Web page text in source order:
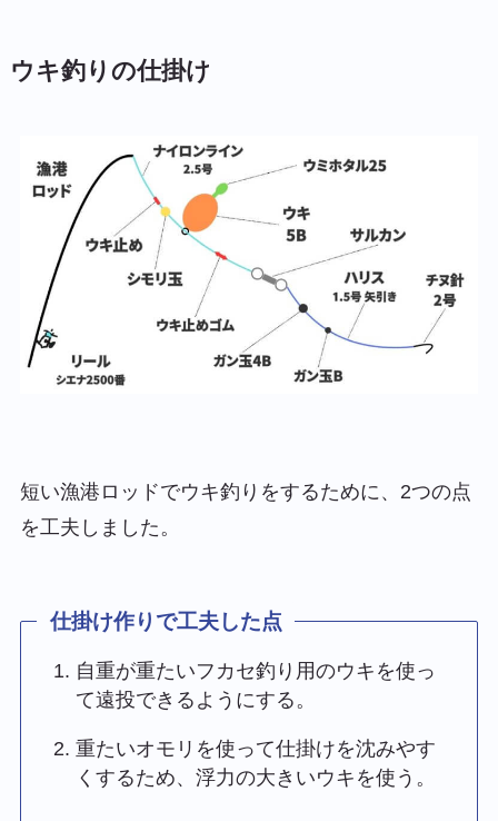
ウキ釣りの仕掛け
短い漁港ロッドでウキ釣りをするために、2つの点
を工夫しました。
仕掛け作りで工夫した点
自重が重たいフカセ釣り用のウキを使っ
て遠投できるようにする。
重たいオモリを使って仕掛けを沈みやす
くするため、浮力の大きいウキを使う。